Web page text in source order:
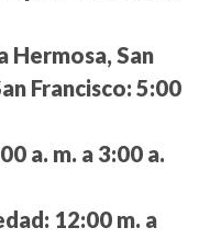
Hermosa, San
Francisco: 5:00
a. m. a 3:00 a.
12:00 m. a